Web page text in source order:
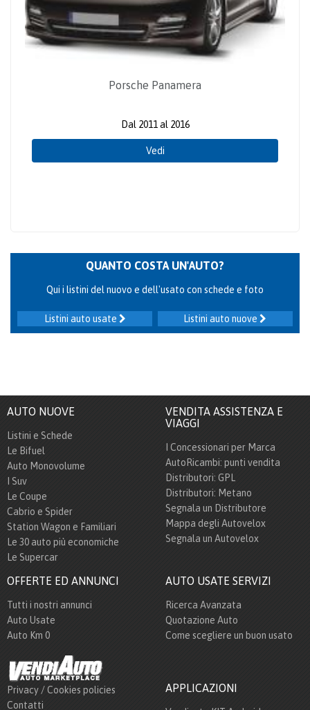
Porsche Panamera
Dal 2011 al 2016
Vedi
QUANTO COSTA UN'AUTO?
Qui i listini del nuovo e dell'usato con schede e foto
Listini auto nuove
Listini auto usate
AUTO NUOVE
Listini e Schede
Le Bifuel
Auto Monovolume
I Suv
Le Coupe
Cabrio e Spider
Station Wagon e Familiari
Le 30 auto più economiche
Le Supercar
VENDITA ASSISTENZA E
VIAGGI
I Concessionari per Marca
AutoRicambi: punti vendita
Distributori: GPL
Distributori: Metano
Segnala un Distributore
Mappa degli Autovelox
Segnala un Autovelox
OFFERTE ED ANNUNCI
Tutti i nostri annunci
Auto Usate
Auto Km 0
AUTO USATE SERVIZI
Ricerca Avanzata
Quotazione Auto
Come scegliere un buon usato
Privacy / Cookies policies
Contatti
APPLICAZIONI